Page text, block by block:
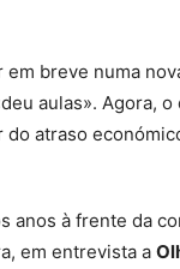
breve numa
aulas». Agora, o
atraso
anos à frente da
em entrevista a